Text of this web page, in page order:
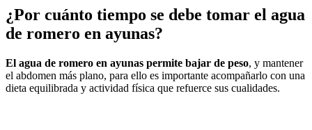
¿Por cuánto tiempo se debe tomar el agua
de romero en ayunas?
El agua de romero en ayunas permite bajar de peso, y mantener
el abdomen más plano, para ello es importante acompañarlo con una
dieta equilibrada y actividad física que refuerce sus cualidades.